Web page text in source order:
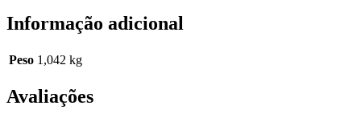
Informação adicional
Peso 1,042 kg
Avaliações